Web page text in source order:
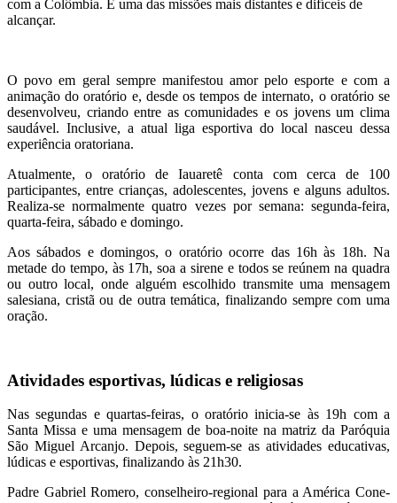
com a Colômbia. É uma das missões mais distantes e difíceis de
alcançar.
O povo em geral sempre manifestou amor pelo esporte e com a
animação do oratório e, desde os tempos de internato, o oratório se
desenvolveu, criando entre as comunidades e os jovens um clima
saudável. Inclusive, a atual liga esportiva do local nasceu dessa
experiência oratoriana.
Atualmente, o oratório de Iauaretê conta com cerca de 100
participantes, entre crianças, adolescentes, jovens e alguns adultos.
Realiza-se normalmente quatro vezes por semana: segunda-feira,
quarta-feira, sábado e domingo.
Aos sábados e domingos, o oratório ocorre das 16h às 18h. Na
metade do tempo, às 17h, soa a sirene e todos se reúnem na quadra
ou outro local, onde alguém escolhido transmite uma mensagem
salesiana, cristã ou de outra temática, finalizando sempre com uma
oração.
Atividades esportivas, lúdicas e religiosas
Nas segundas e quartas-feiras, o oratório inicia-se às 19h com a
Santa Missa e uma mensagem de boa-noite na matriz da Paróquia
São Miguel Arcanjo. Depois, seguem-se as atividades educativas,
lúdicas e esportivas, finalizando às 21h30.
Padre Gabriel Romero, conselheiro-regional para a América Cone-